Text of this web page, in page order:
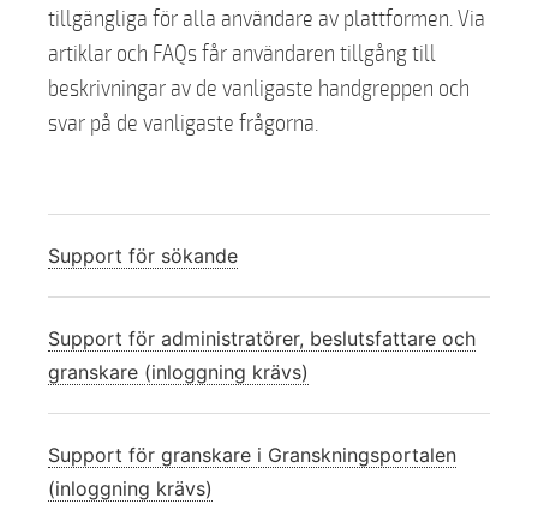
tillgängliga för alla användare av plattformen. Via
artiklar och FAQs får användaren tillgång till
beskrivningar av de vanligaste handgreppen och
svar på de vanligaste frågorna.
Support för sökande
Support för administratörer, beslutsfattare och
granskare (inloggning krävs)
Support för granskare i Granskningsportalen
(inloggning krävs)